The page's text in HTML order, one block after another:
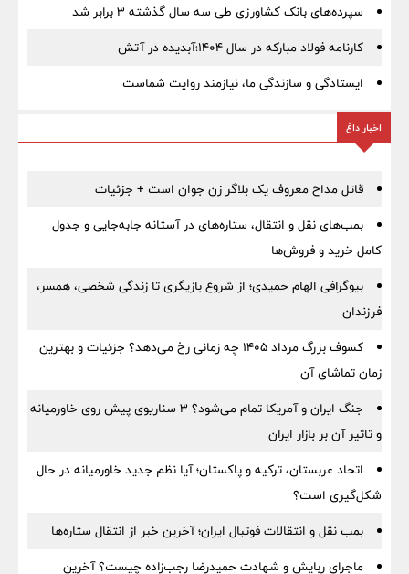
سپرده‌های بانک کشاورزی طی سه سال گذشته ۳ برابر شد
کارنامه فولاد مبارکه در سال ۱۴۰۴؛آبدیده در آتش
ایستادگی و سازندگی ما، نیازمند روایت شماست
اخبار داغ
قاتل مداح معروف یک بلاگر زن جوان است + جزئیات
بمب‌های نقل و انتقال، ستاره‌های در آستانه جابه‌جایی و جدول
کامل خرید و فروش‌ها
بیوگرافی الهام حمیدی؛ از شروع بازیگری تا زندگی شخصی، همسر،
فرزندان
کسوف بزرگ مرداد ۱۴۰۵ چه زمانی رخ می‌دهد؟ جزئیات و بهترین
زمان تماشای آن
جنگ ایران و آمریکا تمام می‌شود؟ ۳ سناریوی پیش روی خاورمیانه
و تاثیر آن بر بازار ایران
اتحاد عربستان، ترکیه و پاکستان؛ آیا نظم جدید خاورمیانه در حال
شکل‌گیری است؟
بمب نقل‌ و انتقالات فوتبال ایران؛ آخرین خبر از انتقال ستاره‌ها
ماجرای ربایش و شهادت حمیدرضا رجب‌زاده چیست؟ آخرین